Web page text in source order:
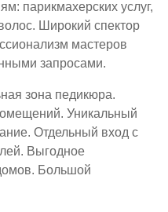
парикмахерских услуг,
Широкий спектор
мастеров
запросами.
зона педикюра.
Уникальный
Отдельный вход с
Выгодное
Большой